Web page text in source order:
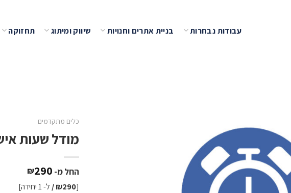
עבודות נבחרות בניית אתרים וחנויות שיווק ומיתוג תחזוקה
כלים מתקדמים
מודל שעות
החל מ- ₪290
[
₪290 / ל- 1 יחידה]